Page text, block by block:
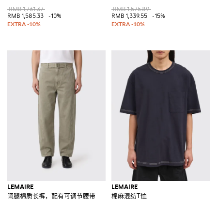
RMB 1,761.37
RMB 1,585.33
-10%
RMB 1,575.89
RMB 1,339.55
-15%
LEMAIRE
阔腿棉质长裤，配有可调节腰带
LEMAIRE
棉麻混纺T恤